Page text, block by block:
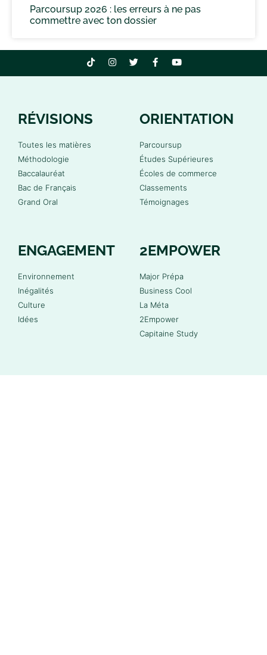
Parcoursup 2026 : les erreurs à ne pas
commettre avec ton dossier
RÉVISIONS
Toutes les matières
Méthodologie
Baccalauréat
Bac de Français
Grand Oral
ORIENTATION
Parcoursup
Études Supérieures
Écoles de commerce
Classements
Témoignages
ENGAGEMENT
Environnement
Inégalités
Culture
Idées
2EMPOWER
Major Prépa
Business Cool
La Méta
2Empower
Capitaine Study